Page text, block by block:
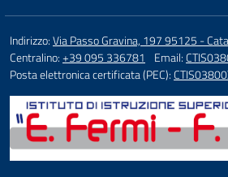
Indirizzo:Via Passo Gravina, 197 95125 -
Centralino:+39 095 336781 Email:
Posta elettronica certificata (PEC):